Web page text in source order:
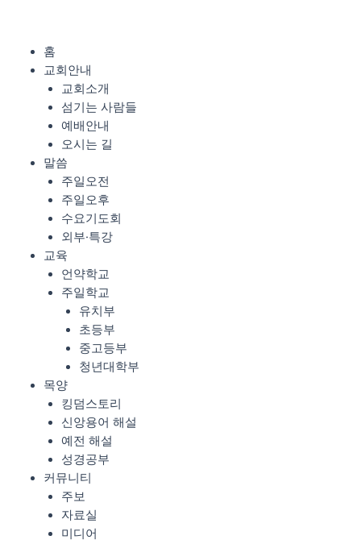
Menu
홈
교회안내
교회소개
섬기는 사람들
예배안내
오시는 길
말씀
주일오전
주일오후
수요기도회
외부·특강
교육
언약학교
주일학교
유치부
초등부
중고등부
청년대학부
목양
킹덤스토리
신앙용어 해설
예전 해설
성경공부
커뮤니티
주보
자료실
미디어